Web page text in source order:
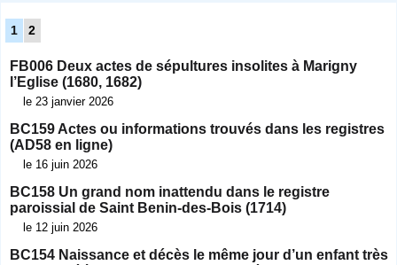
1 2
FB006 Deux actes de sépultures insolites à Marigny
l’Eglise (1680, 1682)
le 23 janvier 2026
BC159 Actes ou informations trouvés dans les registres
(AD58 en ligne)
le 16 juin 2026
BC158 Un grand nom inattendu dans le registre
paroissial de Saint Benin-des-Bois (1714)
le 12 juin 2026
BC154 Naissance et décès le même jour d’un enfant très